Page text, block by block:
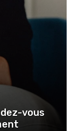
vous